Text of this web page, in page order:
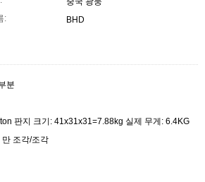
:
BHD
분
판지 크기: 41x31x31=7.88kg 실제 무게: 6.4KG
만 조각/조각